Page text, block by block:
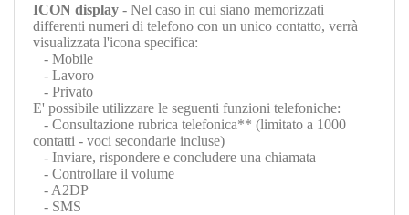
ICON display - Nel caso in cui siano memorizzati
differenti numeri di telefono con un unico contatto, verrà
visualizzata l'icona specifica:
- Mobile
- Lavoro
- Privato
E' possibile utilizzare le seguenti funzioni telefoniche:
- Consultazione rubrica telefonica** (limitato a 1000
contatti - voci secondarie incluse)
- Inviare, rispondere e concludere una chiamata
- Controllare il volume
- A2DP
- SMS